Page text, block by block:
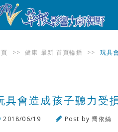
>> 健康 最新 首頁輪播 >> 玩具
具會造成孩子聽力受
2018/06/19 Post by喬依絲